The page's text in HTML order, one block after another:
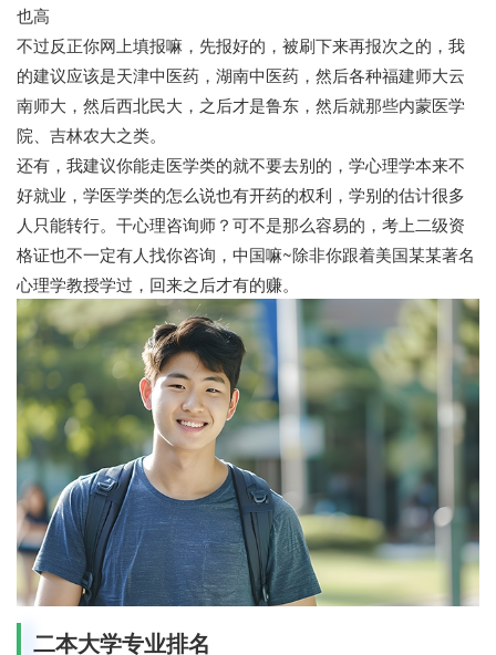
也高
不过反正你网上填报嘛，先报好的，被刷下来再报次之的，我
的建议应该是天津中医药，湖南中医药，然后各种福建师大云
南师大，然后西北民大，之后才是鲁东，然后就那些内蒙医学
院、吉林农大之类。
还有，我建议你能走医学类的就不要去别的，学心理学本来不
好就业，学医学类的怎么说也有开药的权利，学别的估计很多
人只能转行。干心理咨询师？可不是那么容易的，考上二级资
格证也不一定有人找你咨询，中国嘛~除非你跟着美国某某著名
心理学教授学过，回来之后才有的赚。
二本大学专业排名